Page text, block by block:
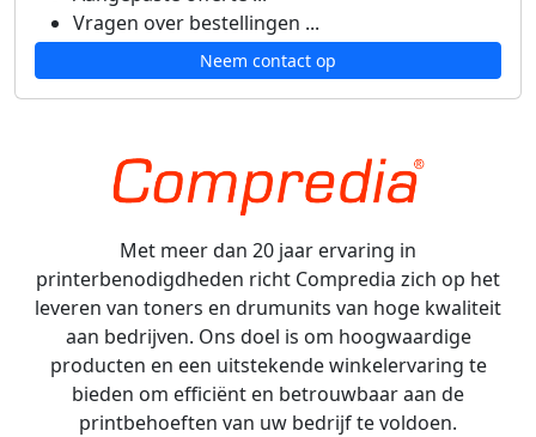
Vragen over bestellingen ...
Neem contact op
Met meer dan 20 jaar ervaring in
printerbenodigdheden richt Compredia zich op het
leveren van toners en drumunits van hoge kwaliteit
aan bedrijven. Ons doel is om hoogwaardige
producten en een uitstekende winkelervaring te
bieden om efficiënt en betrouwbaar aan de
printbehoeften van uw bedrijf te voldoen.